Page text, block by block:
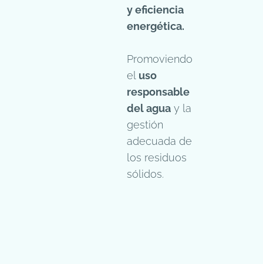
y eficiencia
energética.
Promoviendo
el uso
responsable
del agua y la
gestión
adecuada de
los residuos
sólidos.